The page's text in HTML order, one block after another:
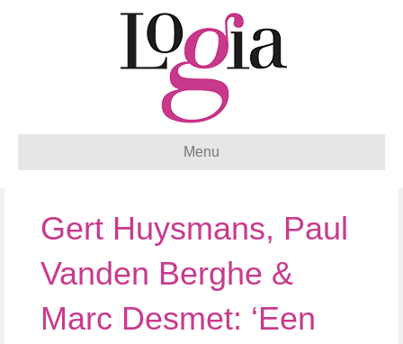
Menu
Gert Huysmans, Paul
Vanden Berghe &
Marc Desmet: ‘Een